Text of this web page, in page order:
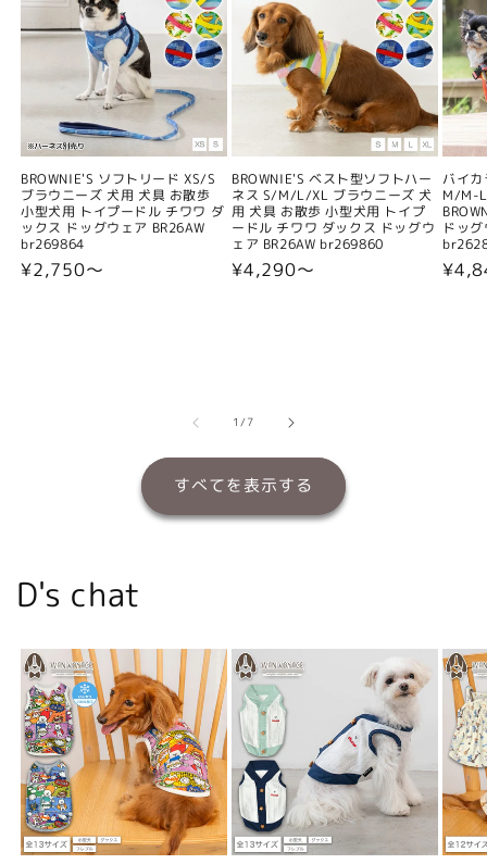
BROWNIE'S ソフトリード XS/S
ブラウニーズ 犬用 犬具 お散歩
小型犬用 トイプードル チワワ ダ
ックス ドッグウェア BR26AW
br269864
通
¥2,750〜
BROWNIE'S ベスト型ソフトハー
ネス S/M/L/XL ブラウニーズ 犬
用 犬具 お散歩 小型犬用 トイプ
ードル チワワ ダックス ドッグウ
ェア BR26AW br269860
通
¥4,290〜
バイ
M/M-
ドッ
通
1/の
7
すべてを表示する
D's chat